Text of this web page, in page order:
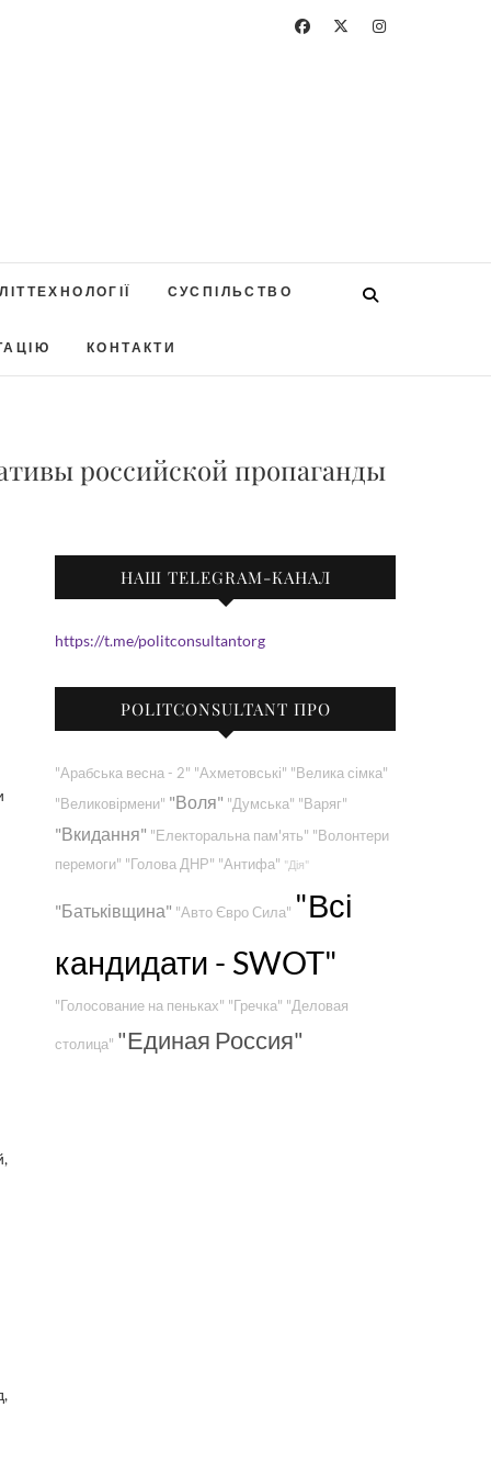
СУСПІЛЬСТВО
КОНТАКТИ
российской пропаганды
НАШ TELEGRAM-КАНАЛ
https://t.me/politconsultantorg
POLITCONSULTANT ПРО
"Арабська весна - 2" "Ахметовські" "Велика сімка"
"Великовірмени" "Воля" "Думська" "Варяг"
"Вкидання" "Електоральна пам'ять" "Волонтери
перемоги" "Голова ДНР" "Антифа" "Дія"
"Батьківщина" "Авто Євро Сила" "Всі
кандидати - SWOT"
"Голосование на пеньках" "Гречка" "Деловая
столица" "Единая Россия"